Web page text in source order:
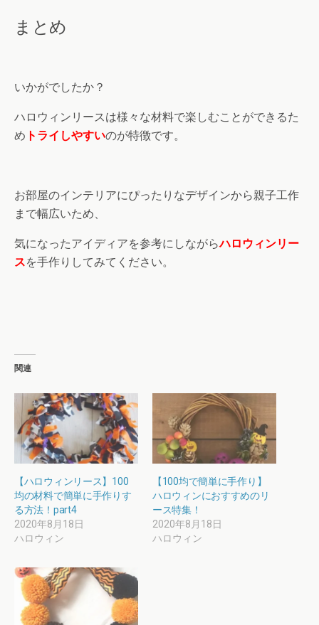
まとめ
いかがでしたか？
ハロウィンリースは様々な材料で楽しむことができるた
め トライしやすいのが特徴です。
お部屋のインテリアにぴったりなデザインから親子工作
まで幅広いため、
気になったアイディアを参考にしながらハロウィンリー
スを手作りしてみてください。
関連
【ハロウィンリース】100
均の材料で簡単に手作りす
る方法！part4
2020年8月18日
ハロウィン
【100均で簡単に手作り】
ハロウィンにおすすめのリ
ース特集！
2020年8月18日
ハロウィン